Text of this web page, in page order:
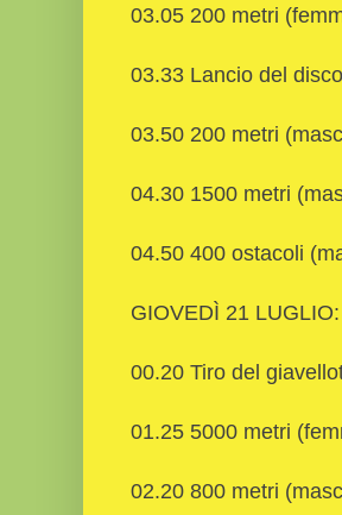
03.05 200 metri
03.33 Lancio del
03.50 200 metri
04.30 1500 metri
04.50 400 ostacoli
GIOVEDÌ 21 LUGLIO:
00.20 Tiro del
01.25 5000 metri
02.20 800 metri